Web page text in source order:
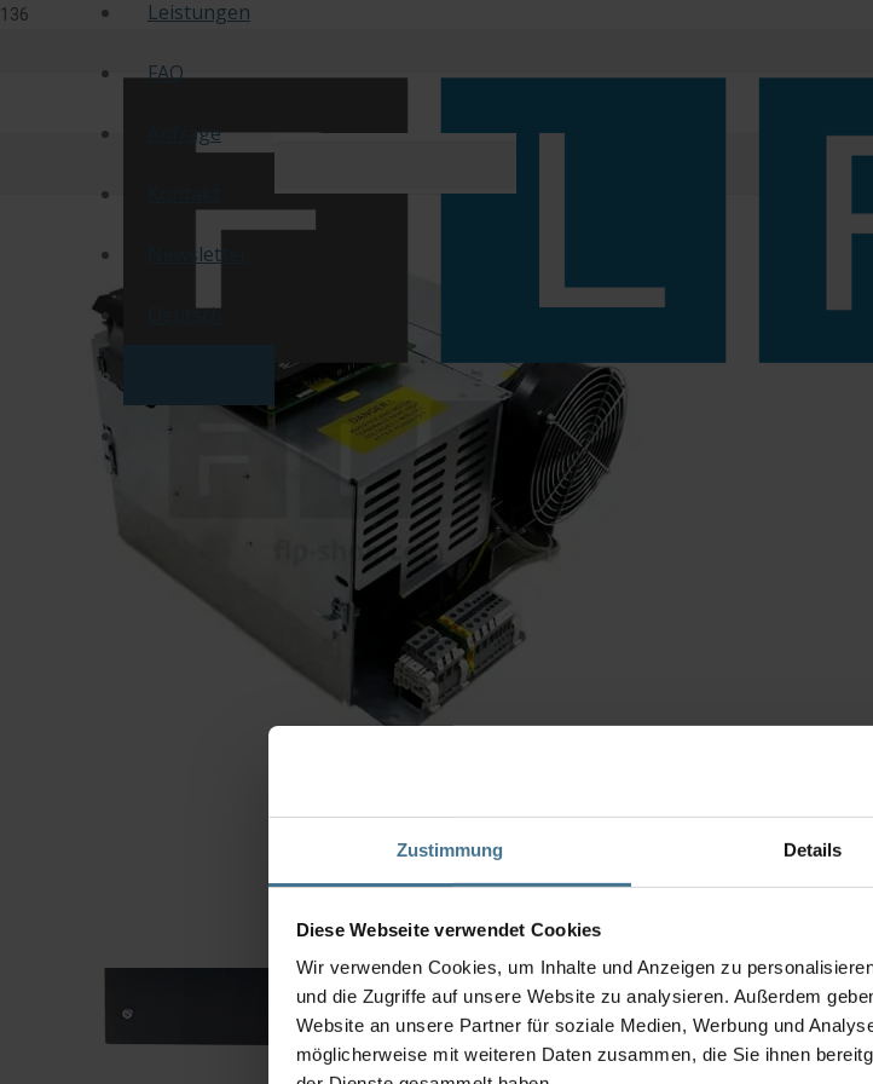
Zustimmung Details
Diese Webseite verwendet Cookies
Wir verwenden Cookies, um Inhalte und Anzeigen zu
und die Zugriffe auf unsere Website zu analysieren. Außerdem
Website an unsere Partner für soziale Medien, Werbung und
möglicherweise mit weiteren Daten zusammen, die Sie ihnen
Leistungen
FAQ
Anfrage
Newsletter
Deutsch